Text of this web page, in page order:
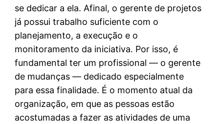
se dedicar a ela. Afinal, o gerente de projetos
já possui trabalho suficiente com o
planejamento, a execução e o
monitoramento da iniciativa. Por isso, é
fundamental ter um profissional — o gerente
de mudanças — dedicado especialmente
para essa finalidade. É o momento atual da
organização, em que as pessoas estão
acostumadas a fazer as atividades de uma